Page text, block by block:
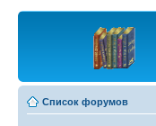
Список форумов